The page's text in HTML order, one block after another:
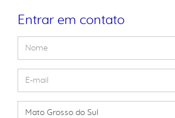
Entrar em contato